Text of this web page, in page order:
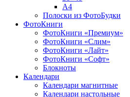
A4
Полоски из ФотоБудки
ФотоКниги
ФотоКниги «Премиум»
ФотоКниги «Слим»
ФотоКниги «Лайт»
ФотоКниги «Софт»
Блокноты
Календари
Календари магнитные
Календари настольные